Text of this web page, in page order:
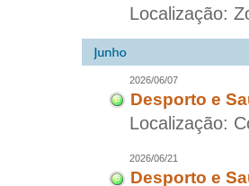
Localização:
2026/06/07
Desporto e
Localização:
2026/06/21
Desporto e